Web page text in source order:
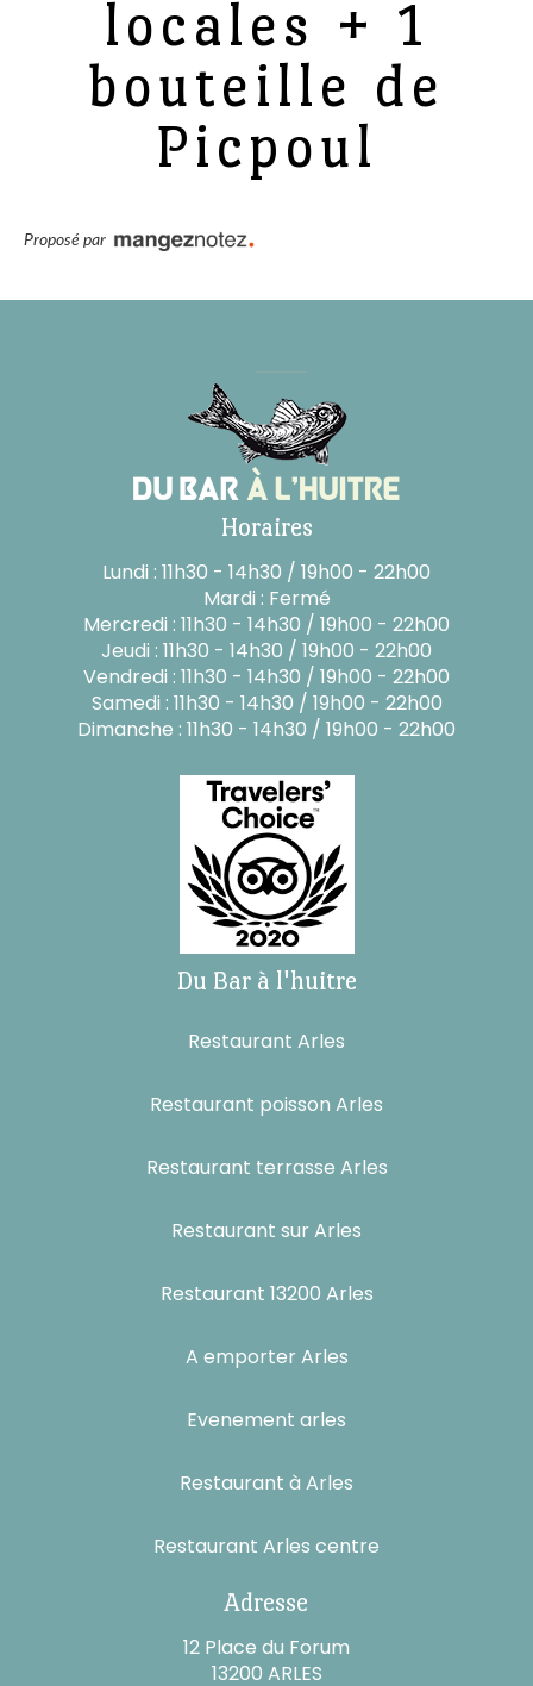
locales + 1
bouteille de
Picpoul
Proposé par
Horaires
Lundi : 11h30 - 14h30 / 19h00 - 22h00
Mardi : Fermé
Mercredi : 11h30 - 14h30 / 19h00 - 22h00
Jeudi : 11h30 - 14h30 / 19h00 - 22h00
Vendredi : 11h30 - 14h30 / 19h00 - 22h00
Samedi : 11h30 - 14h30 / 19h00 - 22h00
Dimanche : 11h30 - 14h30 / 19h00 - 22h00
Du Bar à l'huitre
Restaurant Arles
Restaurant poisson Arles
Restaurant terrasse Arles
Restaurant sur Arles
Restaurant 13200 Arles
A emporter Arles
Evenement arles
Restaurant à Arles
Restaurant Arles centre
Adresse
12 Place du Forum
13200 ARLES